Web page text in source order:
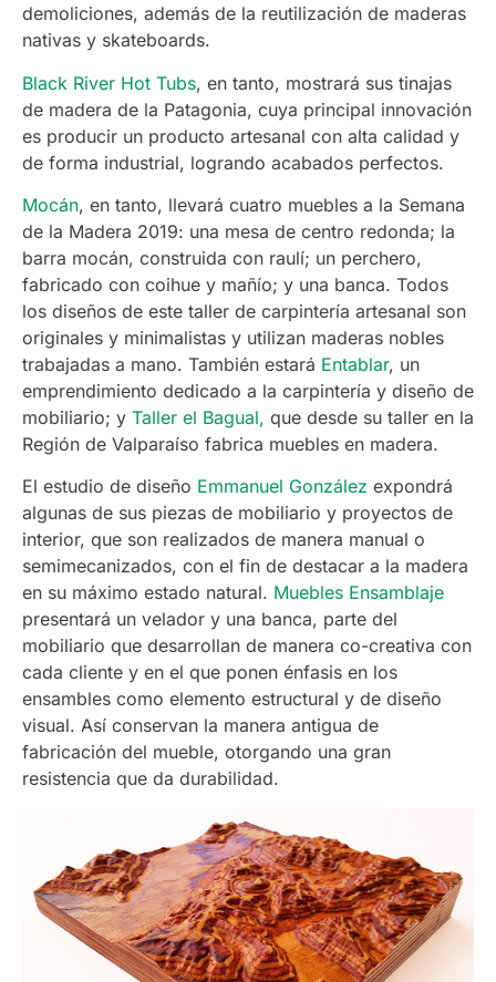
demoliciones, además de la reutilización de maderas
nativas y skateboards.
Black River Hot Tubs, en tanto, mostrará sus tinajas
de madera de la Patagonia, cuya principal innovación
es producir un producto artesanal con alta calidad y
de forma industrial, logrando acabados perfectos.
Mocán, en tanto, llevará cuatro muebles a la Semana
de la Madera 2019: una mesa de centro redonda; la
barra mocán, construida con raulí; un perchero,
fabricado con coihue y mañío; y una banca. Todos
los diseños de este taller de carpintería artesanal son
originales y minimalistas y utilizan maderas nobles
trabajadas a mano. También estará Entablar, un
emprendimiento dedicado a la carpintería y diseño de
mobiliario; y Taller el Bagual, que desde su taller en la
Región de Valparaíso fabrica muebles en madera.
El estudio de diseño Emmanuel González expondrá
algunas de sus piezas de mobiliario y proyectos de
interior, que son realizados de manera manual o
semimecanizados, con el fin de destacar a la madera
en su máximo estado natural. Muebles Ensamblaje
presentará un velador y una banca, parte del
mobiliario que desarrollan de manera co-creativa con
cada cliente y en el que ponen énfasis en los
ensambles como elemento estructural y de diseño
visual. Así conservan la manera antigua de
fabricación del mueble, otorgando una gran
resistencia que da durabilidad.